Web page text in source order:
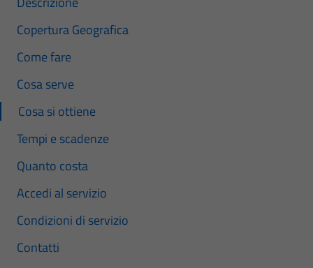
Copertura Geografica
Come fare
Cosa serve
Cosa si ottiene
Tempi e scadenze
Quanto costa
Accedi al servizio
Condizioni di servizio
Contatti